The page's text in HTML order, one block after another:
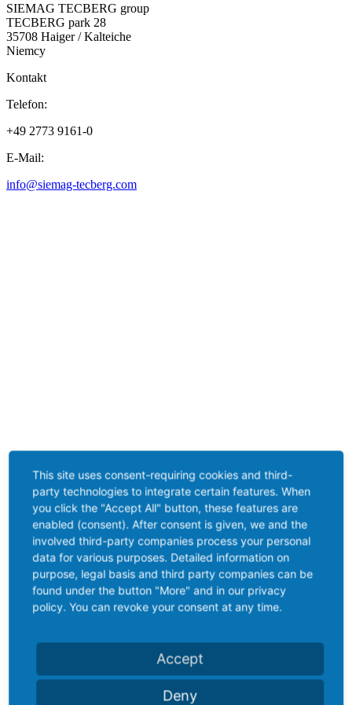
SIEMAG TECBERG group
TECBERG park 28
35708 Haiger / Kalteiche
Niemcy
Kontakt
Telefon:
+49 2773 9161-0
E-Mail:
info@siemag-tecberg.com
This site uses consent-requiring cookies and third-
party technologies to integrate certain features. When
you click the "Accept All" button, these features are
enabled (consent). After consent is given, we and the
involved third-party companies process your personal
data for various purposes. Detailed information on
purpose, legal basis and third party companies can be
found under the button "More" and in our privacy
policy. You can revoke your consent at any time.
Accept
Deny